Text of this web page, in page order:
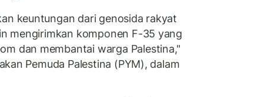
keuntungan dari genosida rakyat
mengirimkan komponen F-35 yang
dan membantai warga Palestina,"
Pemuda Palestina (PYM), dalam